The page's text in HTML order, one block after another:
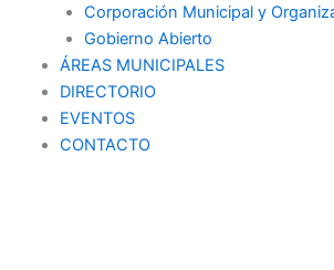
Corporación Municipal y
Gobierno Abierto
ÁREAS MUNICIPALES
DIRECTORIO
EVENTOS
CONTACTO